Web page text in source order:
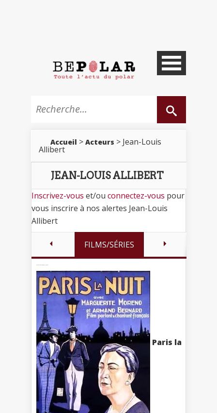
Accueil > Acteurs > Jean-Louis
Allibert
JEAN-LOUIS ALLIBERT
Inscrivez-vous et/ou connectez-vous pour
vous inscrire à nos alertes Jean-Louis
Allibert
FILMS/SÉRIES
Paris la